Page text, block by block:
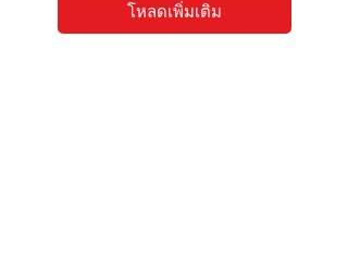
โหลดเพิ่มเติม